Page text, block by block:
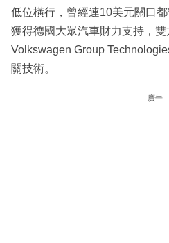
低位橫行，曾經連10美元關口
獲得德國大眾汽車財力支持，
Volkswagen Group
關技術。
廣告